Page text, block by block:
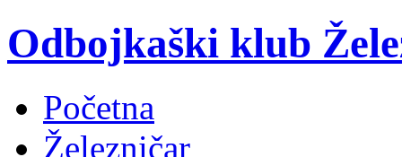
Odbojkaški klub
Početna
Železničar